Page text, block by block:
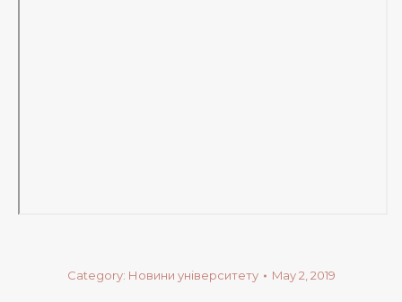
Category: Новини університету May 2, 2019